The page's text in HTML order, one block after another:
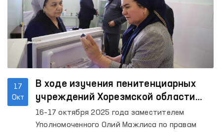
17
Окт
В ходе изучения пенитенциарных
учреждений Хорезмской области
было установлено, что некоторые
объекты отремонтированы по
16–17 октября 2025 года заместителем
Уполномоченного Олий Мажлиса по правам